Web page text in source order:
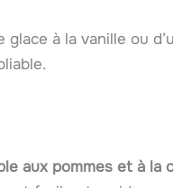
à la vanille ou
aux pommes et à la